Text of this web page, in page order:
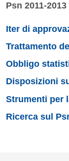
Psn 2011-2013
Iter di
Trattamento
Obbligo
Disposizioni
Strumenti per
Ricerca sul